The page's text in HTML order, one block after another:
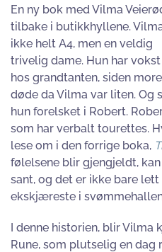
En ny bok med Vilma
tilbake i butikkhyllene.
ikke helt A4, men en veldig
trivelig dame. Hun har
hos grandtanten, siden
døde da Vilma var liten. Og
hun forelsket i Robert.
som har verbalt tourettes.
lese om i den forrige boka,
følelsene blir gjengjeldt,
sant, og det er ikke bare
ekskjæreste i
I denne historien, blir Vilma
Rune, som plutselig en dag